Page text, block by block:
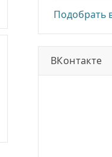
Подобрать
ВКонтакте